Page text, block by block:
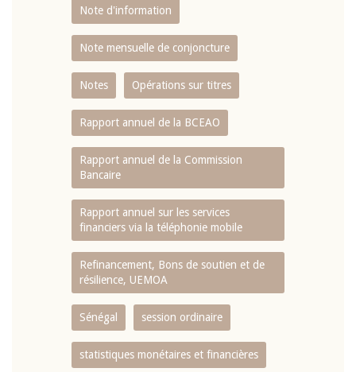
Note d'information
Note mensuelle de conjoncture
Notes Opérations sur titres
Rapport annuel de la BCEAO
Rapport annuel de la Commission
Bancaire
Rapport annuel sur les services
financiers via la téléphonie mobile
Refinancement, Bons de soutien et de
résilience, UEMOA
Sénégal session ordinaire
statistiques monétaires et financières